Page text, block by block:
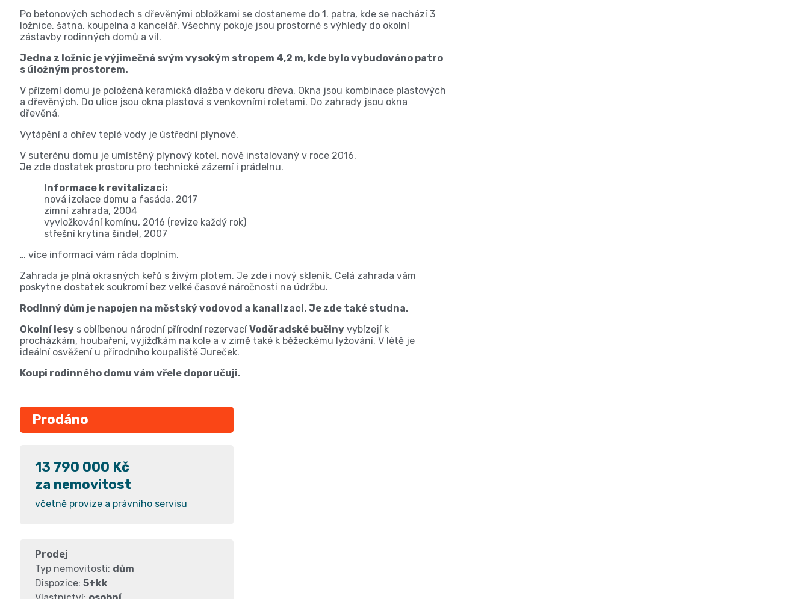
Po betonových schodech s dřevěnými obložkami se dostaneme do 1. patra, kde se nachází 3
ložnice, šatna, koupelna a kancelář. Všechny pokoje jsou prostorné s výhledy do okolní
zástavby rodinných domů a vil.
Jedna z ložnic je výjimečná svým vysokým stropem 4,2 m, kde bylo vybudováno patro
s úložným prostorem.
V přízemí domu je položená keramická dlažba v dekoru dřeva. Okna jsou kombinace plastových
a dřevěných. Do ulice jsou okna plastová s venkovními roletami. Do zahrady jsou okna
dřevěná.
Vytápění a ohřev teplé vody je ústřední plynové.
V suterénu domu je umístěný plynový kotel, nově instalovaný v roce 2016.
Je zde dostatek prostoru pro technické zázemí i prádelnu.
Informace k revitalizaci:
nová izolace domu a fasáda, 2017
zimní zahrada, 2004
vyvložkování komínu, 2016 (revize každý rok)
střešní krytina šindel, 2007
… více informací vám ráda doplním.
Zahrada je plná okrasných keřů s živým plotem. Je zde i nový skleník. Celá zahrada vám
poskytne dostatek soukromí bez velké časové náročnosti na údržbu.
Rodinný dům je napojen na městský vodovod a kanalizaci. Je zde také studna.
Okolní lesy s oblíbenou národní přírodní rezervacíVoděradské bučiny vybízejí k
procházkám, houbaření, vyjížďkám na kole a v zimě také k běžeckému lyžování. V létě je
ideální osvěžení u přírodního koupaliště Jureček.
Koupi rodinného domu vám vřele doporučuji.
Prodáno
13 790 000 Kč
za nemovitost
včetně provize a právního servisu
Prodej
Typ nemovitosti: dům
Dispozice: 5+kk